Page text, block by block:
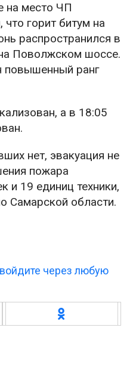
на место ЧП
горит битум на
распространился в
Поволжском шоссе.
повышенный ранг
а в 18:05
нет, эвакуация не
пожара
и 19 единиц техники,
области.
через любую